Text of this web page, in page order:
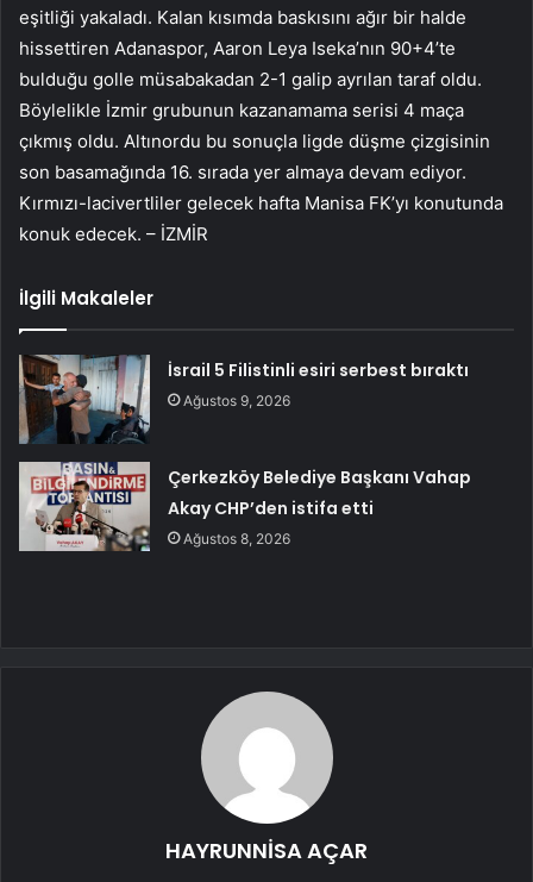
eşitliği yakaladı. Kalan kısımda baskısını ağır bir halde
hissettiren Adanaspor, Aaron Leya Iseka’nın 90+4’te
bulduğu golle müsabakadan 2-1 galip ayrılan taraf oldu.
Böylelikle İzmir grubunun kazanamama serisi 4 maça
çıkmış oldu. Altınordu bu sonuçla ligde düşme çizgisinin
son basamağında 16. sırada yer almaya devam ediyor.
Kırmızı-lacivertliler gelecek hafta Manisa FK’yı konutunda
konuk edecek. – İZMİR
İlgili Makaleler
İsrail 5 Filistinli esiri serbest bıraktı
Ağustos 9, 2026
Çerkezköy Belediye Başkanı Vahap
Akay CHP’den istifa etti
Ağustos 8, 2026
HAYRUNNİSA AÇAR